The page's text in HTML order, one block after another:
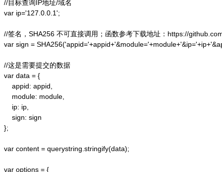
//目标查询IP地址/域名
var ip='127.0.0.1';
//签名，SHA256 不可直接调用；函数参考下载地址：https://
var sign =
//这是需要提交的数据
var data = {
    appid: appid,
    module: module,
    ip: ip,
    sign: sign
};
var content = querystring.stringify(data);
var options = {